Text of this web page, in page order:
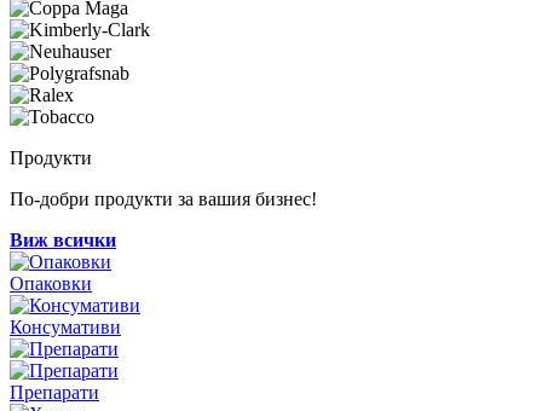
Продукти
По-добри продукти за вашия бизнес!
Виж всички
Опаковки
Консумативи
Препарати